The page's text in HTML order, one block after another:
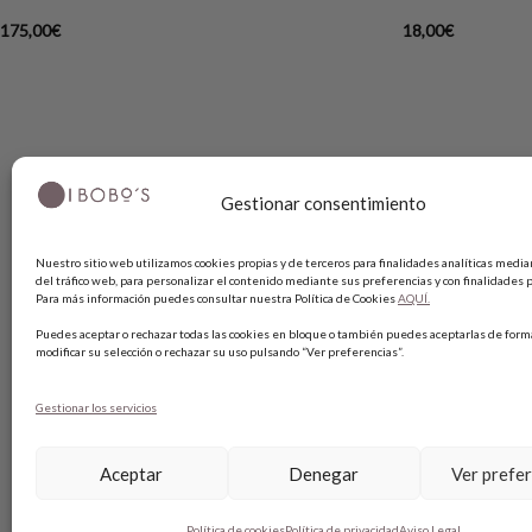
Gestionar consentimiento
Nuestro sitio web utilizamos cookies propias y de terceros para finalidades analíticas
del tráfico web, para personalizar el contenido mediante sus preferencias y con finalidades
Para más información puedes consultar nuestra Política de CookiesAQUÍ.
Puedes aceptar o rechazar todas las cookies en bloque o también puedes aceptarlas de
modificar su selección o rechazar su uso pulsando “Ver preferencias”.
Gestionar los servicios
Aceptar Denegar Ver
175,00€
18,00€
HANDMADE
CONTACTO
TARJETA REGALO
SHOPPING
MÉTODO
GUÍA DE
CAMBIOS
AVISO
POLÍTICA